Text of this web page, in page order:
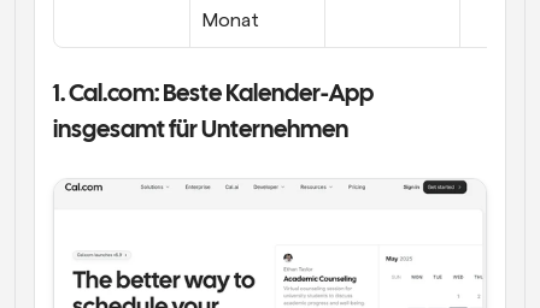
Monat
1. Cal.com: Beste Kalender-App
insgesamt für Unternehmen